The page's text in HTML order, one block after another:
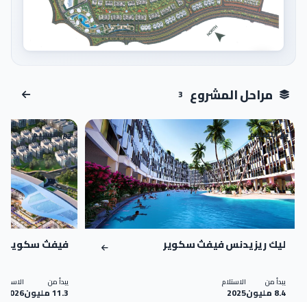
اضغط للتكبير
مراحل المشروع 3
تم التسليم
01
ليك ريزيدنس فيفث سكوير
يبدأ من
8.4 مليون
الاستلام
2025
تم التسليم
02
فيفث سكوير
يبدأ من
11.3 مليون
الاستلام
2026